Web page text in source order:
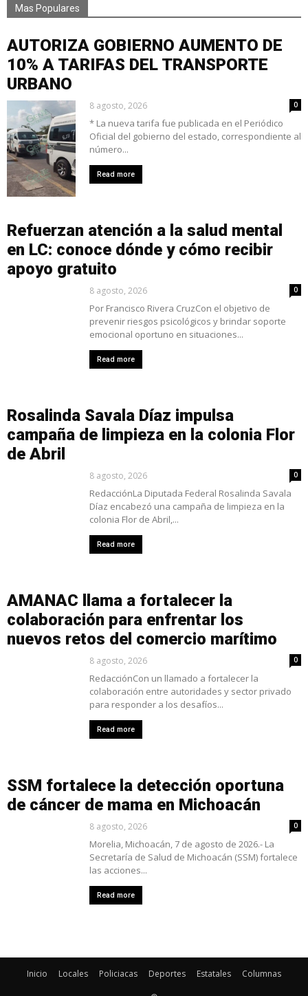
Mas Populares
AUTORIZA GOBIERNO AUMENTO DE
10% A TARIFAS DEL TRANSPORTE
URBANO
8 agosto, 2026 0
* La nueva tarifa fue publicada en el Periódico
Oficial del gobierno del estado, correspondiente al
número...
Read more
Refuerzan atención a la salud mental
en LC: conoce dónde y cómo recibir
apoyo gratuito
8 agosto, 2026 0
Por Francisco Rivera CruzCon el objetivo de
prevenir riesgos psicológicos y brindar soporte
emocional oportuno en situaciones...
Read more
Rosalinda Savala Díaz impulsa
campaña de limpieza en la colonia Flor
de Abril
8 agosto, 2026 0
RedacciónLa Diputada Federal Rosalinda Savala
Díaz encabezó una campaña de limpieza en la
colonia Flor de Abril,...
Read more
AMANAC llama a fortalecer la
colaboración para enfrentar los
nuevos retos del comercio marítimo
8 agosto, 2026 0
RedacciónCon un llamado a fortalecer la
colaboración entre autoridades y sector privado
para responder a los desafíos...
Read more
SSM fortalece la detección oportuna
de cáncer de mama en Michoacán
8 agosto, 2026 0
Morelia, Michoacán, 7 de agosto de 2026.- La
Secretaría de Salud de Michoacán (SSM) fortalece
las acciones...
Read more
Inicio Locales Policiacas Deportes Estatales Columnas